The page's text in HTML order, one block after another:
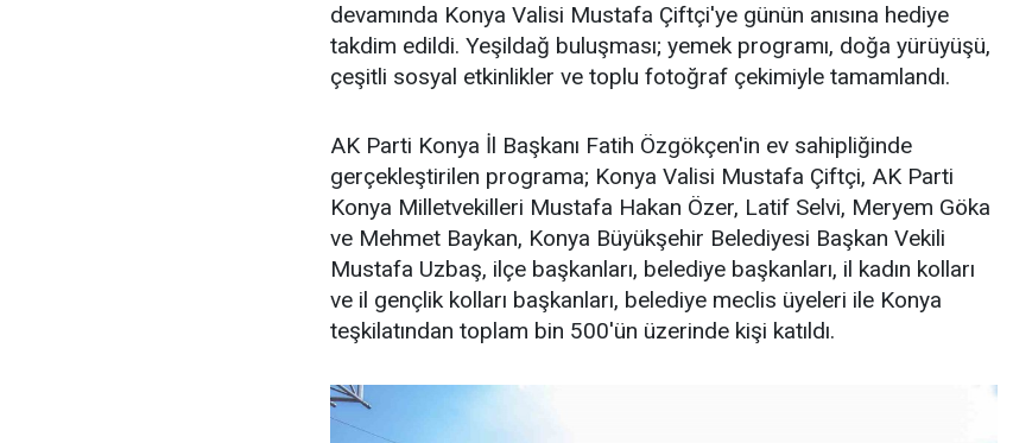
devamında Konya Valisi Mustafa Çiftçi'ye günün anısına hediye
takdim edildi. Yeşildağ buluşması; yemek programı, doğa yürüyüşü,
çeşitli sosyal etkinlikler ve toplu fotoğraf çekimiyle tamamlandı.
AK Parti Konya İl Başkanı Fatih Özgökçen'in ev sahipliğinde
gerçekleştirilen programa; Konya Valisi Mustafa Çiftçi, AK Parti
Konya Milletvekilleri Mustafa Hakan Özer, Latif Selvi, Meryem Göka
ve Mehmet Baykan, Konya Büyükşehir Belediyesi Başkan Vekili
Mustafa Uzbaş, ilçe başkanları, belediye başkanları, il kadın kolları
ve il gençlik kolları başkanları, belediye meclis üyeleri ile Konya
teşkilatından toplam bin 500'ün üzerinde kişi katıldı.